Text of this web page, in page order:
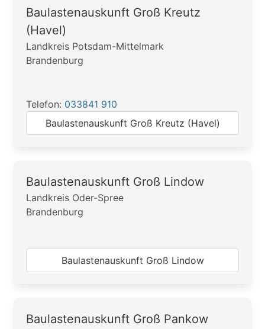
Baulastenauskunft Groß Kreutz
(Havel)
Landkreis Potsdam-Mittelmark
Brandenburg
Telefon: 033841 910
Baulastenauskunft Groß Kreutz (Havel)
Baulastenauskunft Groß Lindow
Landkreis Oder-Spree
Brandenburg
Baulastenauskunft Groß Lindow
Baulastenauskunft Groß Pankow